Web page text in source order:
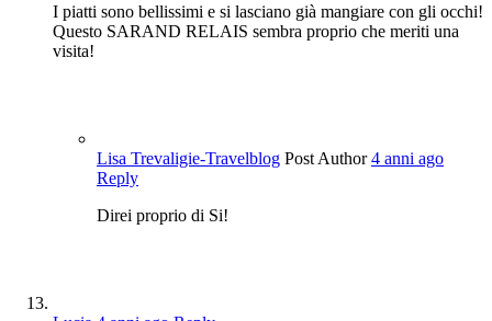
I piatti sono bellissimi e si lasciano già mangiare con gli occhi!
Questo SARAND RELAIS sembra proprio che meriti una
visita!
Lisa Trevaligie-Travelblog Post Author 4 anni ago
Reply
Direi proprio di Si!